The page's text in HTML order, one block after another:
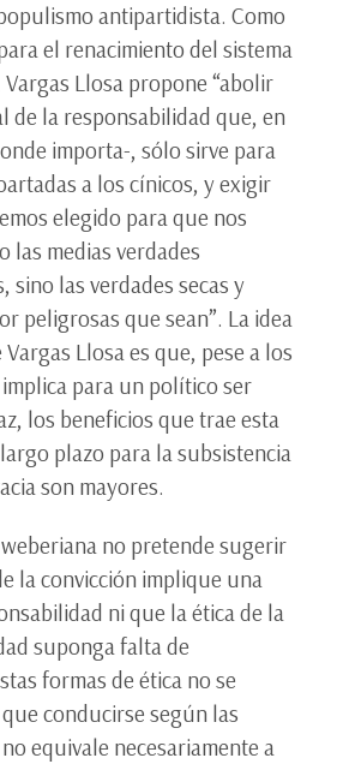
antipartidista. Como
el renacimiento del sistema
Llosa propone “abolir
de la responsabilidad que, en
importa-, sólo sirve para
a los cínicos, y exigir
elegido para que nos
las medias verdades
sino las verdades secas y
peligrosas que sean”. La idea
Llosa es que, pese a los
para un político ser
los beneficios que trae esta
plazo para la subsistencia
son mayores.
no pretende sugerir
la convicción implique una
ni que la ética de la
suponga falta de
formas de ética no se
conducirse según las
equivale necesariamente a